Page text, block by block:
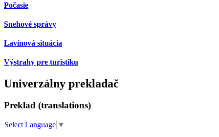
Počasie
Snehové správy
Lavínová situácia
Výstrahy pre turistiku
Univerzálny prekladač
Preklad (translations)
Select Language ▼